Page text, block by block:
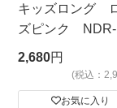
キッズロング
ズピンク
2,680円
(税込：
お気に入り